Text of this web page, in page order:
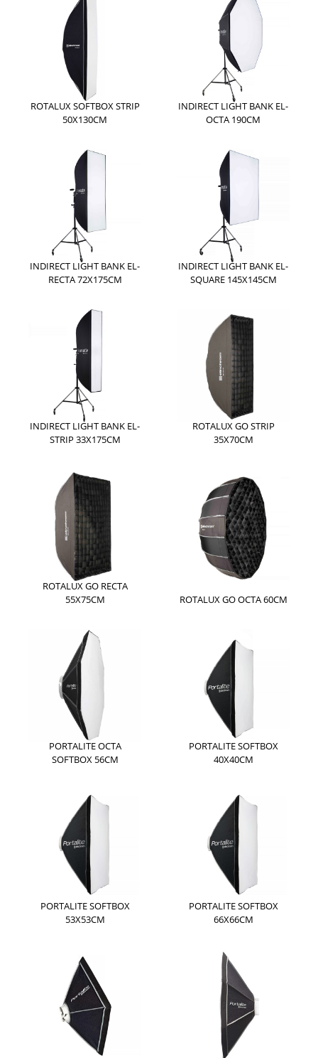
ROTALUX SOFTBOX STRIP
50X130CM
INDIRECT LIGHT BANK EL-
OCTA 190CM
INDIRECT LIGHT BANK EL-
RECTA 72X175CM
INDIRECT LIGHT BANK EL-
SQUARE 145X145CM
INDIRECT LIGHT BANK EL-
STRIP 33X175CM
ROTALUX GO STRIP
35X70CM
ROTALUX GO RECTA
55X75CM
ROTALUX GO OCTA 60CM
PORTALITE OCTA
SOFTBOX 56CM
PORTALITE SOFTBOX
40X40CM
PORTALITE SOFTBOX
53X53CM
PORTALITE SOFTBOX
66X66CM